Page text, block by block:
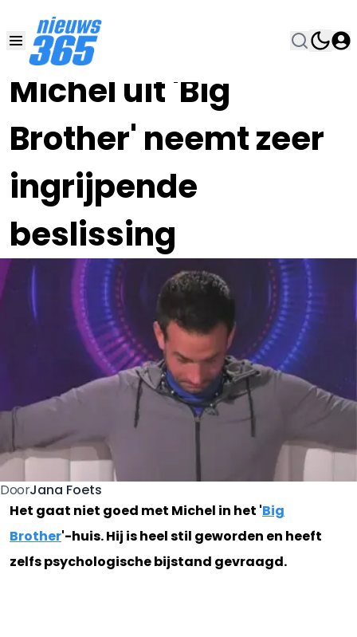
Michel uit 'Big
Brother' neemt zeer
ingrijpende
beslissing
29 MRT 2021, 9:00
DoorJana Foets
Het gaat niet goed met Michel in het 'Big
Brother'-huis. Hij is heel stil geworden en heeft
zelfs psychologische bijstand gevraagd.